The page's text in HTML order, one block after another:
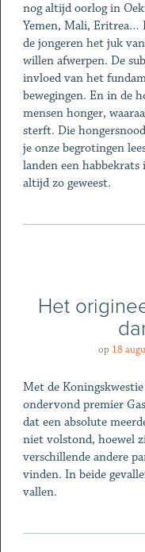
nog altijd oorlog in
Yemen, Mali, Eritrea…
de jongeren het juk
willen afwerpen. De
invloed van het
bewegingen. En in de
mensen honger,
sterft. Die
je onze begrotingen
landen een
altijd zo geweest.
Het
op18
Met de
ondervond premier
dat een absolute
niet volstond, hoewel
verschillende andere
vinden. In beide
vallen.